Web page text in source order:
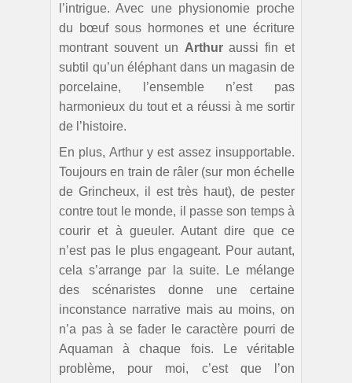
l’intrigue. Avec une physionomie proche
du bœuf sous hormones et une écriture
montrant souvent un Arthuraussi fin et
subtil qu’un éléphant dans un magasin de
porcelaine, l’ensemble n’est pas
harmonieux du tout et a réussi à me sortir
de l’histoire.
En plus, Arthur y est assez insupportable.
Toujours en train de râler (sur mon échelle
de Grincheux, il est très haut), de pester
contre tout le monde, il passe son temps à
courir et à gueuler. Autant dire que ce
n’est pas le plus engageant. Pour autant,
cela s’arrange par la suite. Le mélange
des scénaristes donne une certaine
inconstance narrative mais au moins, on
n’a pas à se fader le caractère pourri de
Aquaman à chaque fois. Le véritable
problème, pour moi, c’est que l’on